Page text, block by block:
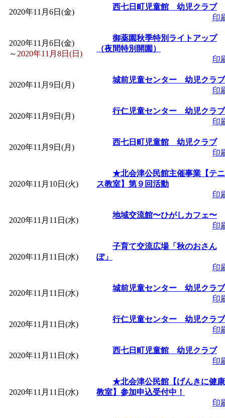
まだまだ暑い！コ
レクリエーション 障
ットせよ！」 受付期
「皆鶴姫のこびる塾
」 受付期間：～
みなづる号乗車体
de 健康づくり」」 受
「堂島地区歴史ウオ
」 受付期間：～
みなづる号乗車体
de 健康づくり」」 受
「皆鶴姫のこびる塾
～」 受付期間：～
みなづる号乗車体
」
2020年11月6日(金)
西七日町児童館 幼児クラブ
印
2020年11月6日(金)
～ 2020年11月8日(日)
御薬園秋季特別ライトアップ
（夜間特別開園）
印
2020年11月9日(月)
城前児童センター 幼児クラブ
印
2020年11月9日(月)
行仁児童センター 幼児クラブ
印
2020年11月9日(月)
西七日町児童館 幼児クラブ
印
2020年11月10日(火)
★北会津公民館主催事業【テニ
ス教室】第９回活動
印
2020年11月11日(水)
地域交流館〜ひがしカフェ〜
印
2020年11月11日(水)
子育て交流広場「秋のおさん
ぽ」
印
2020年11月11日(水)
城前児童センター 幼児クラブ
印
2020年11月11日(水)
行仁児童センター 幼児クラブ
印
2020年11月11日(水)
西七日町児童館 幼児クラブ
印
2020年11月11日(水)
★北会津公民館【げんきに健康
教室】参加申込受付中！
印